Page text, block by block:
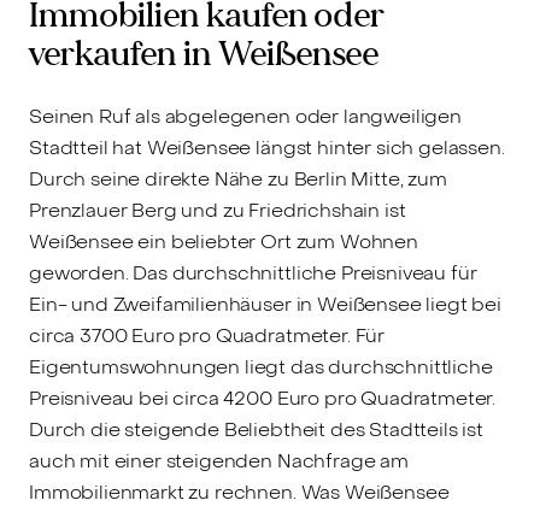
Immobilien kaufen oder
verkaufen in Weißensee
Seinen Ruf als abgelegenen oder langweiligen
Stadtteil hat Weißensee längst hinter sich gelassen.
Durch seine direkte Nähe zu Berlin Mitte, zum
Prenzlauer Berg und zu Friedrichshain ist
Weißensee ein beliebter Ort zum Wohnen
geworden. Das durchschnittliche Preisniveau für
Ein- und Zweifamilienhäuser in Weißensee liegt bei
circa 3700 Euro pro Quadratmeter. Für
Eigentumswohnungen liegt das durchschnittliche
Preisniveau bei circa 4200 Euro pro Quadratmeter.
Durch die steigende Beliebtheit des Stadtteils ist
auch mit einer steigenden Nachfrage am
Immobilienmarkt zu rechnen. Was Weißensee